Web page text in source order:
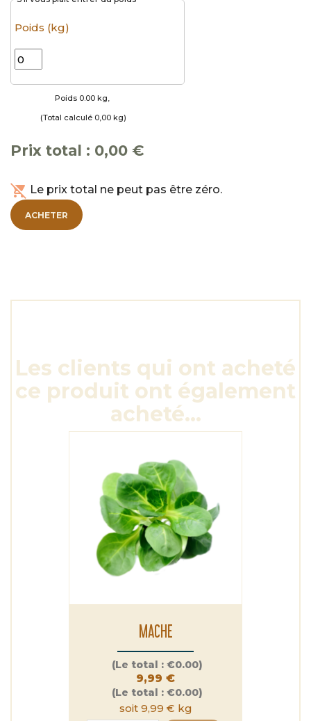
Poids (kg)
Poids 0.00 kg,
(Total calculé 0,00 kg)
Prix ​​total : 0,00 €
remove_shopping_cart Le prix total ne peut pas être zéro.
ACHETER
Les clients qui ont acheté
ce produit ont également
acheté...
MACHE
Prix
(Le total : €0.00)
9,99 €
(Le total : €0.00)
soit 9,99 € kg